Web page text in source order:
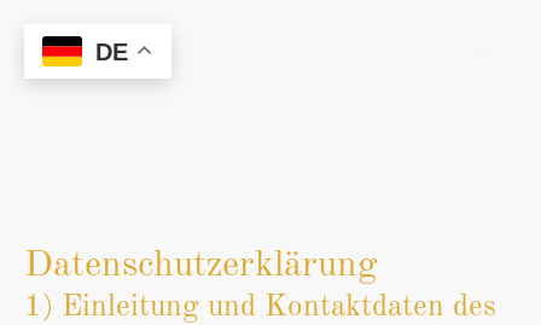
Datenschutzerklärung
1) Einleitung und Kontaktdaten des
DE